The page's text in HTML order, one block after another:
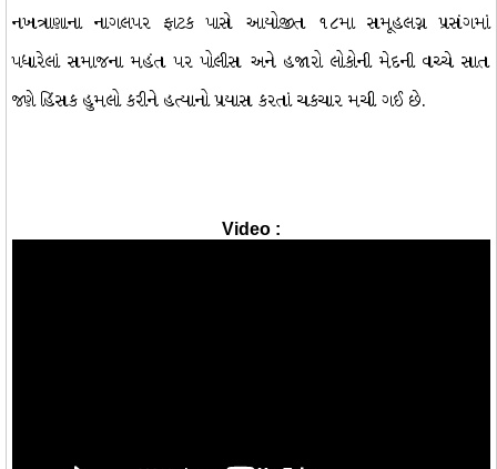
નખત્રાણાના નાગલપર ફાટક પાસે આયોજીત ૧૮મા સમૂહલગ્ન પ્રસંગમાં
પધારેલાં સમાજના મહંત પર પોલીસ અને હજારો લોકોની મેદની વચ્ચે સાત
જણે હિંસક હુમલો કરીને હત્યાનો પ્રયાસ કરતાં ચકચાર મચી ગઈ છે.
Video :